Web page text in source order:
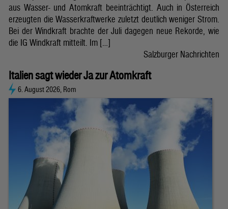
aus Wasser- und Atomkraft beeinträchtigt. Auch in Österreich
erzeugten die Wasserkraftwerke zuletzt deutlich weniger Strom.
Bei der Windkraft brachte der Juli dagegen neue Rekorde, wie
die IG Windkraft mitteilt. Im […]
Salzburger Nachrichten
Italien sagt wieder Ja zur Atomkraft
6. August 2026, Rom